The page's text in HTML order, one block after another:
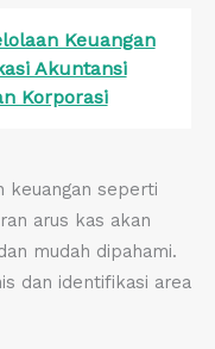
Keuangan
Akuntansi
Korporasi
keuangan seperti
arus kas akan
mudah dipahami.
dan identifikasi area